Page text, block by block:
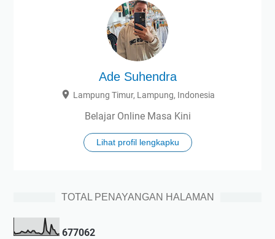
Ade Suhendra
Lampung Timur, Lampung, Indonesia
Belajar Online Masa Kini
Lihat profil lengkapku
TOTAL PENAYANGAN HALAMAN
677062